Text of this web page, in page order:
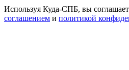
Используя Куда-СПБ, вы
соглашением и политикой